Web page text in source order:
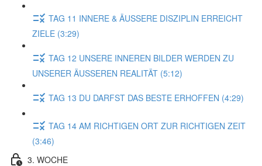
TAG 11 INNERE & ÄUSSERE DISZIPLIN ERREICHT
ZIELE (3:29)
TAG 12 UNSERE INNEREN BILDER WERDEN ZU
UNSERER ÄUSSEREN REALITÄT (5:12)
TAG 13 DU DARFST DAS BESTE ERHOFFEN (4:29)
TAG 14 AM RICHTIGEN ORT ZUR RICHTIGEN ZEIT
(3:46)
3. WOCHE